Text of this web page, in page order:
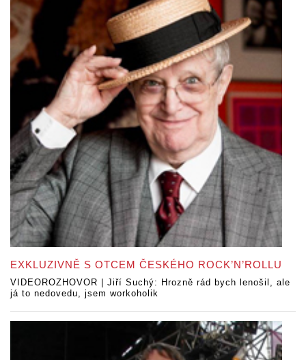
EXKLUZIVNĚ S OTCEM ČESKÉHO ROCK’N’ROLLU
VIDEOROZHOVOR | Jiří Suchý: Hrozně rád bych lenošil, ale
já to nedovedu, jsem workoholik